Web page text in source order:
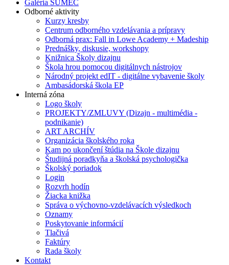
Galéria SUMEC
Odborné aktivity
Kurzy kresby
Centrum odborného vzdelávania a prípravy
Odborná prax: Fall in Lowe Academy + Madeship
Prednášky, diskusie, workshopy
Knižnica Školy dizajnu
Škola hrou pomocou digitálnych nástrojov
Národný projekt edIT - digitálne vybavenie školy
Ambasádorská škola EP
Interná zóna
Logo školy
PROJEKTY/ZMLUVY (Dizajn - multimédia -
podnikanie)
ART ARCHÍV
Organizácia školského roka
Kam po ukončení štúdia na Škole dizajnu
Študijná poradkyňa a školská psychologička
Školský poriadok
Login
Rozvrh hodín
Žiacka knižka
Správa o výchovno-vzdelávacích výsledkoch
Oznamy
Poskytovanie informácií
Tlačivá
Faktúry
Rada školy
Kontakt